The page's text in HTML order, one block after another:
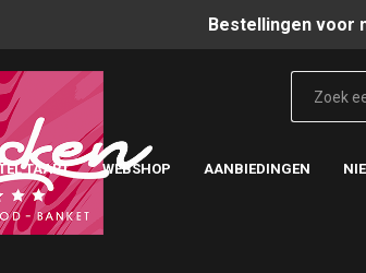
Bestellingen voor
TAART WEBSHOP AANBIEDINGEN